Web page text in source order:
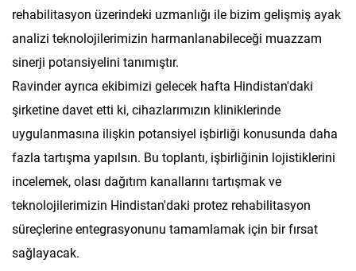
rehabilitasyon üzerindeki uzmanlığı ile bizim gelişmiş ayak
analizi teknolojilerimizin harmanlanabileceği muazzam
sinerji potansiyelini tanımıştır.
Ravinder ayrıca ekibimizi gelecek hafta Hindistan'daki
şirketine davet etti ki, cihazlarımızın kliniklerinde
uygulanmasına ilişkin potansiyel işbirliği konusunda daha
fazla tartışma yapılsın. Bu toplantı, işbirliğinin lojistiklerini
incelemek, olası dağıtım kanallarını tartışmak ve
teknolojilerimizin Hindistan'daki protez rehabilitasyon
süreçlerine entegrasyonunu tamamlamak için bir fırsat
sağlayacak.